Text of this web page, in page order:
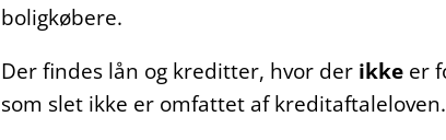
boligkøbere.
Der findes lån og kreditter, hvor der ikkeer
som slet ikke er omfattet af kreditaftaleloven.